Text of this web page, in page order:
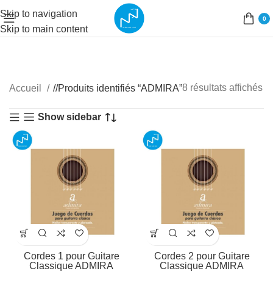
Skip to navigation
Skip to main content
0
Accueil / Produits identifiés “ADMIRA”8 résultats affichés
Show sidebar
Cordes 1 pour Guitare
Classique ADMIRA
Cordes 2 pour Guitare
Classique ADMIRA